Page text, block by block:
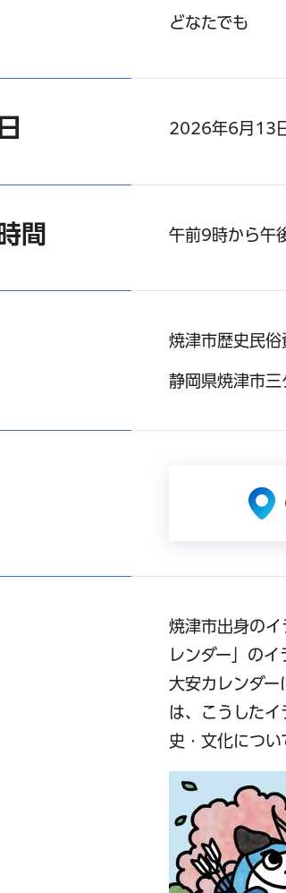
どなたでも
2026年6月13
間 午前9時から午
焼津市歴史民俗
静岡県焼津市
焼津市出身の
レンダー」の
大安カレンダ
は、こうした
史・文化につい